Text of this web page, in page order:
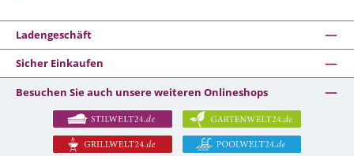
Ladengeschäft
Sicher Einkaufen
Besuchen Sie auch unsere weiteren Onlineshops